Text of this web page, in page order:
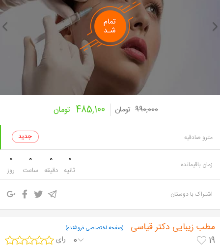
Next
990,000 تومان 485,100 تومان
مترو صادقیه
زمان باقیمانده 0
روز
0
ساعت
0
دقیقه
0
ثانیه
اشتراک با دوستان
مطب زیبایی دکتر قیاسی (صفحه اختصاصی فروشنده)
19 رای 0